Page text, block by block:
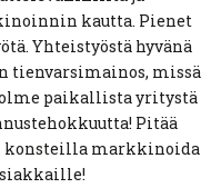
kautta. Pienet
Yhteistyöstä hyvänä
tienvarsimainos, missä
paikallista yritystä
Pitää
konsteilla markkinoida